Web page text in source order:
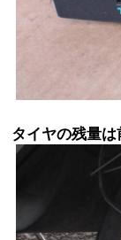
タイヤの残量は